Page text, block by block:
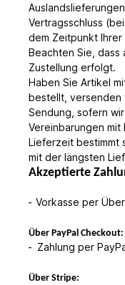
Vertragsschluss
dem Zeitpunkt Ihrer
Beachten Sie, dass
Zustellung erfolgt.
Haben Sie Artikel
bestellt, versenden
Sendung, sofern
Vereinbarungen
Lieferzeit bestimmt
mit der längsten
Akzeptierte
- Vorkasse per
Über PayPal Checkout:
- Zahlung per
Über Stripe: